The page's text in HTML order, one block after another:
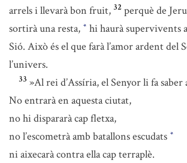
arrels i llevarà bon fruit, 32 perquè de
sortirà una resta, * hi haurà supervivents
Sió. Això és el que farà l’amor ardent del
l’univers.
33 »Al rei d’Assíria, el Senyor li fa saber
No entrarà en aquesta ciutat,
no hi dispararà cap fletxa,
no l’escometrà amb batallons escudats *
ni aixecarà contra ella cap terraplè.